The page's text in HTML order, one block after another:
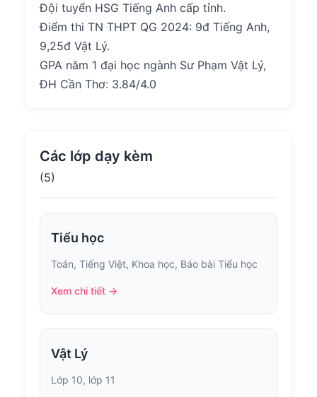
Đội tuyển HSG Tiếng Anh cấp tỉnh.
Điểm thi TN THPT QG 2024: 9đ Tiếng Anh,
9,25đ Vật Lý.
GPA năm 1 đại học ngành Sư Phạm Vật Lý,
ĐH Cần Thơ: 3.84/4.0
Các lớp dạy kèm
(5)
Tiểu học
Toán, Tiếng Việt, Khoa học, Báo bài Tiểu học
Xem chi tiết →
Vật Lý
Lớp 10, lớp 11